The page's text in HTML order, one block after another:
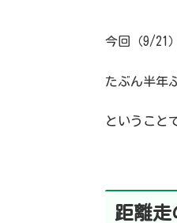
今回（9/21
たぶん半年
ということ
距離走